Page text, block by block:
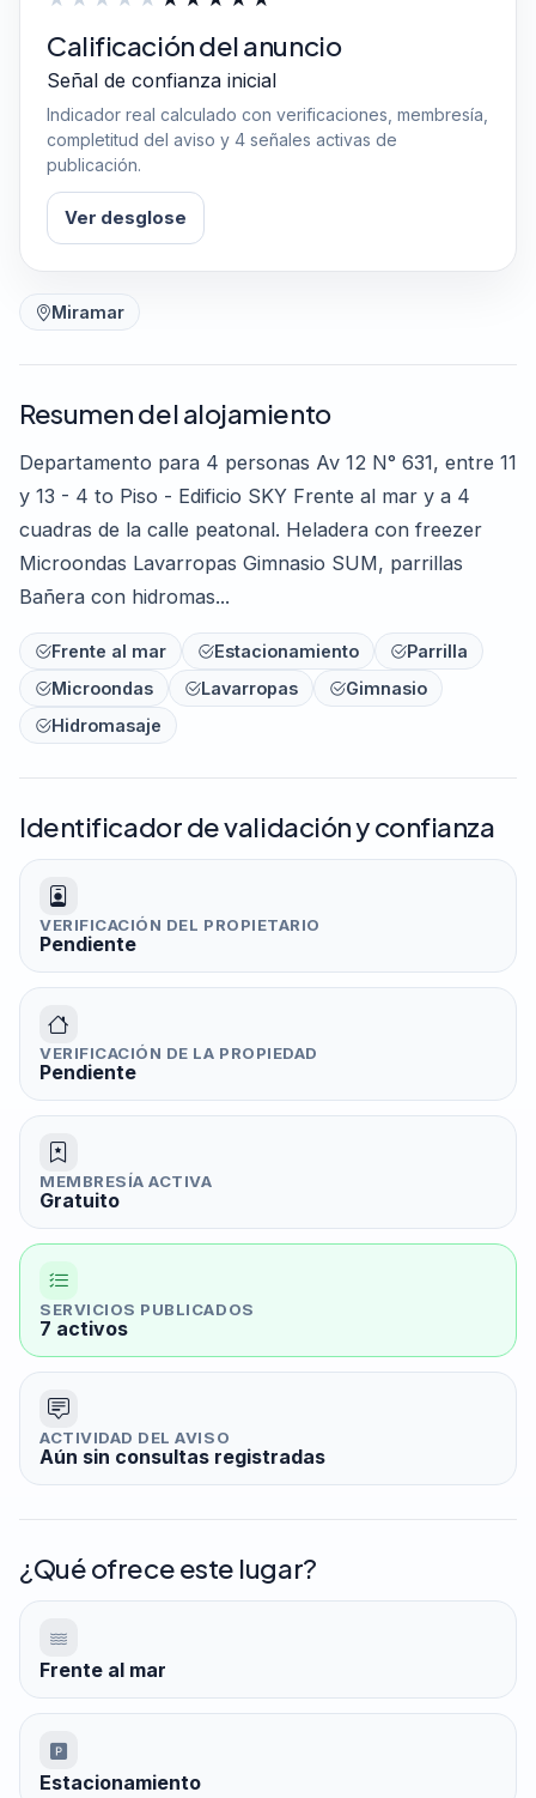
Calificación del anuncio
Señal de confianza inicial
Indicador real calculado con verificaciones, membresía,
completitud del aviso y 4 señales activas de
publicación.
Ver desglose
Miramar
Resumen del alojamiento
Departamento para 4 personas Av 12 N° 631, entre 11
y 13 - 4 to Piso - Edificio SKY Frente al mar y a 4
cuadras de la calle peatonal. Heladera con freezer
Microondas Lavarropas Gimnasio SUM, parrillas
Bañera con hidromas...
Frente al mar Estacionamiento
Parrilla
Microondas
Lavarropas
Gimnasio
Hidromasaje
Identificador de validación y confianza
VERIFICACIÓN DEL PROPIETARIO
Pendiente
VERIFICACIÓN DE LA PROPIEDAD
Pendiente
MEMBRESÍA ACTIVA
Gratuito
SERVICIOS PUBLICADOS
7 activos
ACTIVIDAD DEL AVISO
Aún sin consultas registradas
¿Qué ofrece este lugar?
Frente al mar
Estacionamiento